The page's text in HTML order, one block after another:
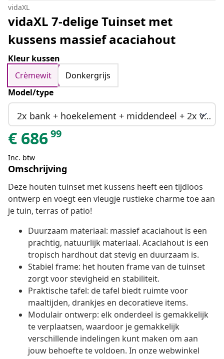
vidaXL
vidaXL 7-delige Tuinset met
kussens massief acaciahout
Kleur kussen
Crèmewit
Donkergrijs
Model/type
2x bank + hoekelement + middendeel + 2x voetenbank + tafel
€ 68699
Inc. btw
Omschrijving
Deze houten tuinset met kussens heeft een tijdloos
ontwerp en voegt een vleugje rustieke charme toe aan
je tuin, terras of patio!
Duurzaam materiaal: massief acaciahout is een
prachtig, natuurlijk materiaal. Acaciahout is een
tropisch hardhout dat stevig en duurzaam is.
Stabiel frame: het houten frame van de tuinset
zorgt voor stevigheid en stabiliteit.
Praktische tafel: de tafel biedt ruimte voor
maaltijden, drankjes en decoratieve items.
Modulair ontwerp: elk onderdeel is gemakkelijk
te verplaatsen, waardoor je gemakkelijk
verschillende indelingen kunt maken om aan
jouw behoefte te voldoen. In onze webwinkel